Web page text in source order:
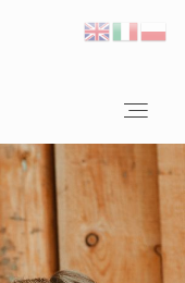
Home
Kraków